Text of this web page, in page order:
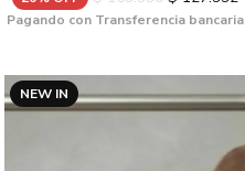
Pagando con Transferencia bancaria
NEW IN